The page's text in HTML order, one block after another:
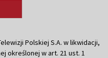
Polskiej S.A. w likwidacji,
określonej w art. 21 ust. 1